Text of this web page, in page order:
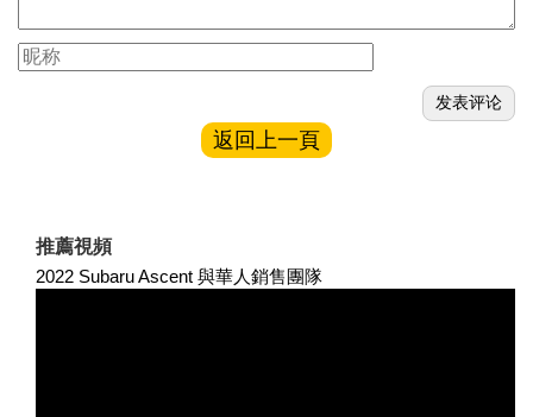
返回上一頁
推薦視頻
2022 Subaru Ascent 與華人銷售團隊